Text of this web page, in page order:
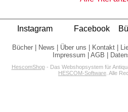
Instagram Facebook
Bücher News Über uns Kontakt
Impressum
AGB
HescomShop- Das Webshopsystem für
HESCOM-Software . Alle